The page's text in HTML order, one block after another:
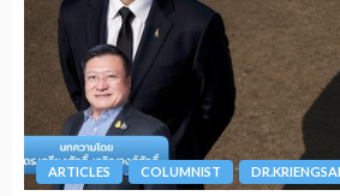
ARTICLES COLUMNIST